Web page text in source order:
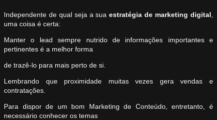
Independente de qual seja a suaestratégia de marketing digital
uma coisa é certa:
Manter o lead sempre nutrido de informações importantes e
pertinentes é a melhor forma
de trazê-lo para mais perto de si.
Lembrando que proximidade muitas vezes gera vendas e
contratações.
Para dispor de um bom Marketing de Conteúdo, entretanto, é
necessário conhecer os temas